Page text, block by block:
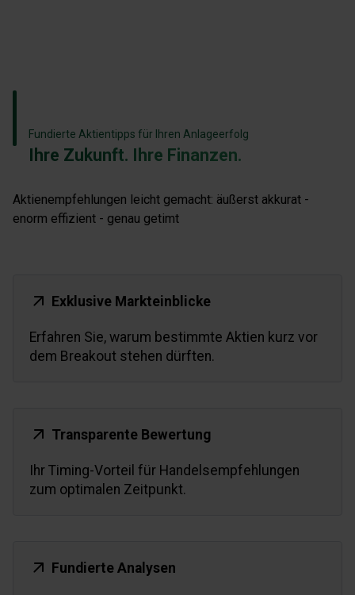
Fundierte Aktientipps für Ihren Anlageerfolg
Ihre Zukunft. Ihre Finanzen.
Aktienempfehlungen leicht gemacht: äußerst akkurat -
enorm effizient - genau getimt
Exklusive Markteinblicke
Erfahren Sie, warum bestimmte Aktien kurz vor
dem Breakout stehen dürften.
Transparente Bewertung
Ihr Timing-Vorteil für Handelsempfehlungen
zum optimalen Zeitpunkt.
Fundierte Analysen